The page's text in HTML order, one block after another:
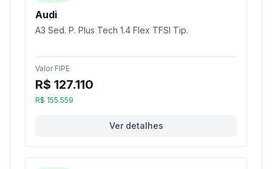
Audi
A3 Sed. P. Plus Tech 1.4 Flex TFSI Tip.
Valor FIPE
R$ 127.110
R$ 155.559
Ver detalhes